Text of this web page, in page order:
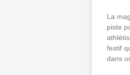
La
piste
festif
dans